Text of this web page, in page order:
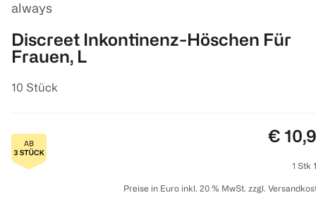
always
Discreet Inkontinenz-Höschen Für
Frauen, L
10 Stück
Preis:
€
1 Stk
Preise in Euro inkl. 20 % MwSt. zzgl.